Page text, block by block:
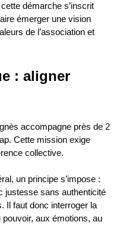
démarche s’inscrit
émerger une vision
de l’association et
: aligner
accompagne près de 2
Cette mission exige
collective.
un principe s’impose :
justesse sans authenticité
Il faut donc interroger la
aux émotions, au